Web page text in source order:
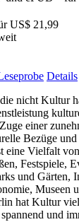
US$ 21,99
Details
nicht Kultur
einer
Bezüge
eine Vielfalt
Festspiele,
und Gärten,
Museen
hat Kultur
und